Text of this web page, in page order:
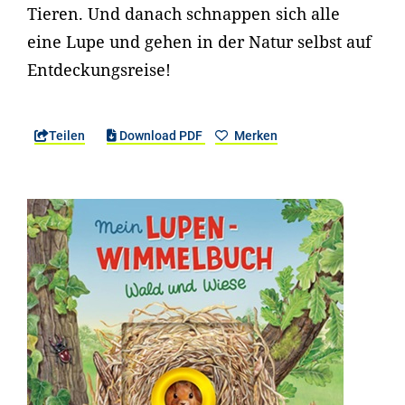
Tieren. Und danach schnappen sich alle
eine Lupe und gehen in der Natur selbst auf
Entdeckungsreise!
Teilen Download PDF Merken